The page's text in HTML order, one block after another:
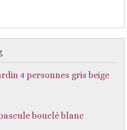
4 personnes gris beige
bouclé blanc